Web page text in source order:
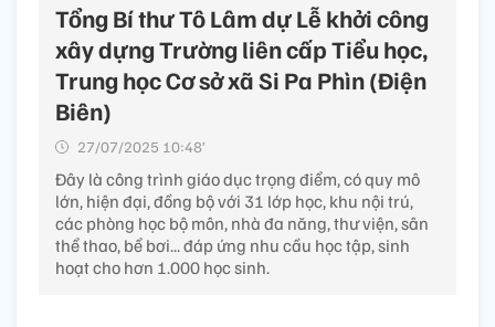
Tổng Bí thư Tô Lâm dự Lễ khởi công
xây dựng Trường liên cấp Tiểu học,
Trung học Cơ sở xã Si Pa Phìn (Điện
Biên)
27/07/2025 10:48’
Đây là công trình giáo dục trọng điểm, có quy mô
lớn, hiện đại, đồng bộ với 31 lớp học, khu nội trú,
các phòng học bộ môn, nhà đa năng, thư viện, sân
thể thao, bể bơi... đáp ứng nhu cầu học tập, sinh
hoạt cho hơn 1.000 học sinh.